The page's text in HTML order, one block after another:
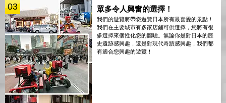
03 眾多令人興奮的選擇！
我們的遊覽將帶您遊覽日本所有最喜愛的景點！
我們在主要城市有多家店鋪可供選擇，您將有很
多選擇來個性化您的體驗。無論你是對日本的歷
史遺跡感興趣，還是對現代奇蹟感興趣，我們都
有適合您興趣的遊覽！